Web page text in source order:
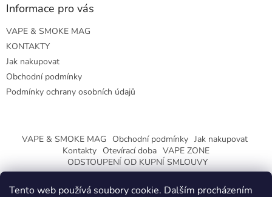
Tento web používá soubory cookie. Dalším procházením
Informace pro vás
VAPE & SMOKE MAG
KONTAKTY
Jak nakupovat
Obchodní podmínky
Podmínky ochrany osobních údajů
VAPE & SMOKE MAG Obchodní podmínky Jak nakupovat
Kontakty Otevírací doba VAPE ZONE
ODSTOUPENÍ OD KUPNÍ SMLOUVY